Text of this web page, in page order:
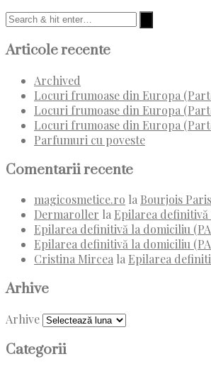
Articole recente
Archived
Locuri frumoase din Europa
Locuri frumoase din Europa
Locuri frumoase din Europa
Parfumuri cu poveste
Comentarii recente
magicosmetice.ro la Bourjois
Dermaroller la Epilarea
Epilarea definitivă la domiciliu
Epilarea definitivă la domiciliu
Cristina Mircea la Epilarea
Arhive
Arhive
Categorii